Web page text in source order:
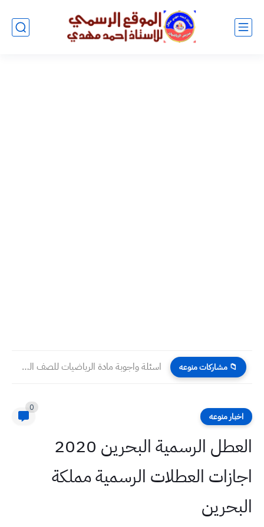
📁 مشاركات منوعه اسئلة واجوبة مادة الرياضيات للصف الخامس الابتدائي الاسبوع الثاني للعام...
اخبار منوعه
0
العطل الرسمية البحرين 2020
اجازات العطلات الرسمية مملكة
البحرين